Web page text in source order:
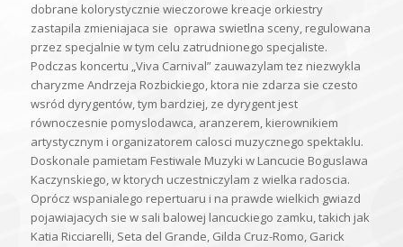
dobrane kolorystycznie wieczorowe kreacje orkiestry
zastapila zmieniajaca sie oprawa swietlna sceny, regulowana
przez specjalnie w tym celu zatrudnionego specjaliste.
Podczas koncertu „Viva Carnival” zauwazylam tez niezwykla
charyzme Andrzeja Rozbickiego, ktora nie zdarza sie czesto
wsród dyrygentów, tym bardziej, ze dyrygent jest
równoczesnie pomyslodawca, aranzerem, kierownikiem
artystycznym i organizatorem calosci muzycznego spektaklu.
Doskonale pamietam Festiwale Muzyki w Lancucie Boguslawa
Kaczynskiego, w ktorych uczestniczylam z wielka radoscia.
Oprócz wspanialego repertuaru i na prawde wielkich gwiazd
pojawiajacych sie w sali balowej lancuckiego zamku, takich jak
Katia Ricciarelli, Seta del Grande, Gilda Cruz-Romo, Garick